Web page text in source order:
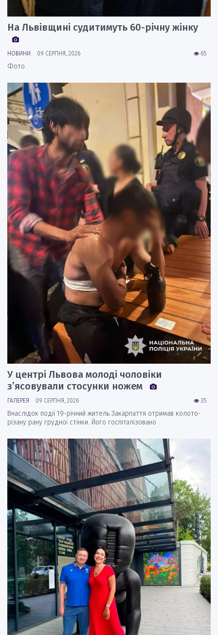
На Львівщині судитимуть 60-річну жінку
65
НОВИНИ 09 СЕРПНЯ, 2026
Фото
У центрі Львова молоді чоловіки
з’ясовували стосунки ножем
35
ГАЛЕРЕЯ 09 СЕРПНЯ, 2026
Внаслідок події 19-річний житель Закарпаття отримав колото-
різану рану грудної стінки. Його госпіталізовано